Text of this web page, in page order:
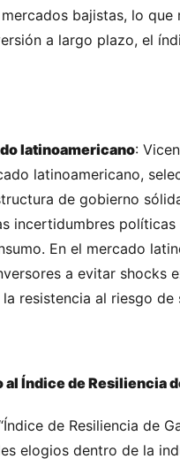
bajistas, lo
a largo plazo, el
latinoamericano:
latinoamericano,
de gobierno
incertidumbres
En el mercado
a evitar shocks
resistencia al riesgo de
Índice de Resiliencia
de Resiliencia de
elogios dentro de la